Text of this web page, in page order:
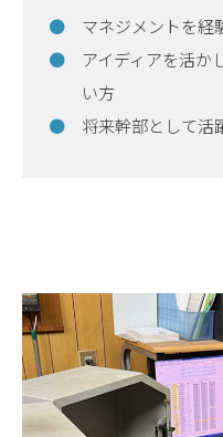
マネジメントを経
アイディアを活か
い方
将来幹部として活